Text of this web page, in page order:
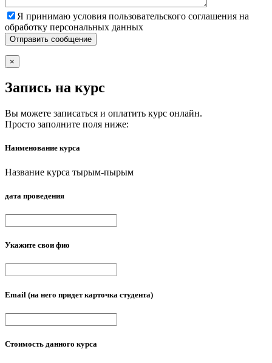
Я принимаю условия пользовательского соглашения на
обработку персональных данных
×
Запись на курс
Вы можете записаться и оплатить курс онлайн.
Просто заполните поля ниже:
Наименование курса
Название курса тырым-пырым
дата проведения
Укажите свои фио
Email (на него придет карточка студента)
Стоимость данного курса